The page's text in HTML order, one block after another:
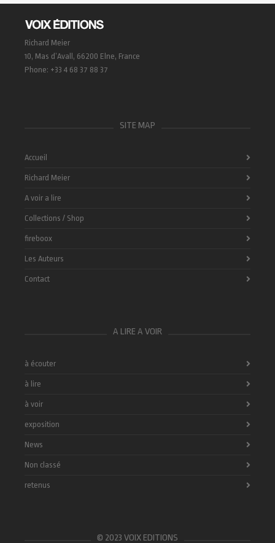
Richard Meier
10, Mas d’Avall, 66200 Elne, France
Phone: +33 4 68 37 88 37
SITE MAP
Accueil
Richard Meier
A voir a lire
Collections / Shop
fireboox
Les Auteurs
Contact
A LIRE A VOIR
à écouter
à lire
à voir
exposition
News
Non classé
retenus
© 2023 VOIX EDITIONS